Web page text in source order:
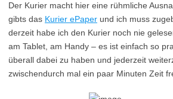
Der Kurier macht hier eine rühmliche
gibts das Kurier ePaper und ich muss
derzeit habe ich den Kurier noch nie
am Tablet, am Handy – es ist einfach so
überall dabei zu haben und jederzeit
zwischendurch mal ein paar Minuten Zeit